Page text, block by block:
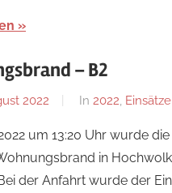
– B2
2022
Von
Nossal
In 2022 Einsätze
um 13:20 Uhr wurde
in
der Anfahrt wurde der